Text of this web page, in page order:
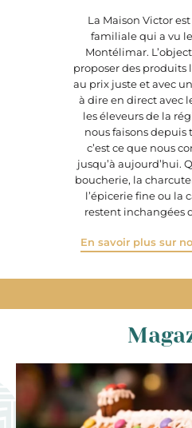
La Maison Victor
familiale qui a vu
Montélimar.
proposer des produits
au prix juste et avec
à dire en direct avec
les éleveurs de la
nous faisons depuis
c’est ce que nous
jusqu’à aujourd’hui.
boucherie, la
l’épicerie fine ou la
restent inchangées
En savoir plus sur